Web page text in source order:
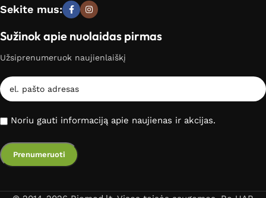
Sekite mus:
Sužinok apie nuolaidas pirmas
Užsiprenumeruok naujienlaiškį
Noriu gauti informaciją apie naujienas ir akcijas.